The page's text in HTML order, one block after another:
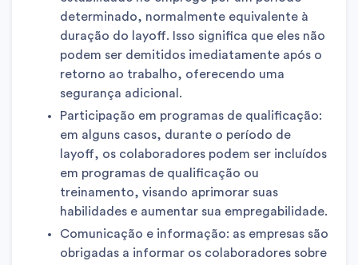
determinado, normalmente equivalente à
duração do layoff. Isso significa que eles não
podem ser demitidos imediatamente após o
retorno ao trabalho, oferecendo uma
segurança adicional.
Participação em programas de qualificação:
em alguns casos, durante o período de
layoff, os colaboradores podem ser incluídos
em programas de qualificação ou
treinamento, visando aprimorar suas
habilidades e aumentar sua empregabilidade.
Comunicação e informação: as empresas são
obrigadas a informar os colaboradores sobre